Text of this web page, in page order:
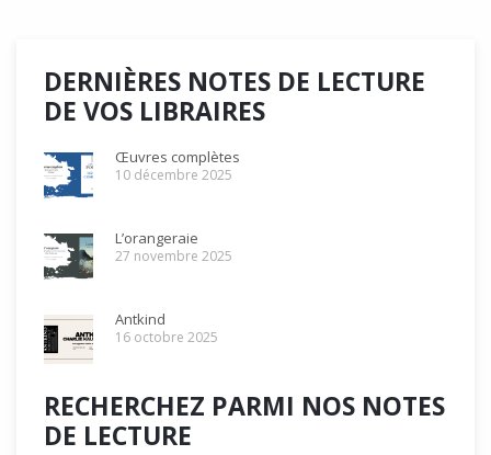
DERNIÈRES NOTES DE LECTURE
DE VOS LIBRAIRES
Œuvres complètes
10 décembre 2025
L’orangeraie
27 novembre 2025
Antkind
16 octobre 2025
RECHERCHEZ PARMI NOS NOTES
DE LECTURE